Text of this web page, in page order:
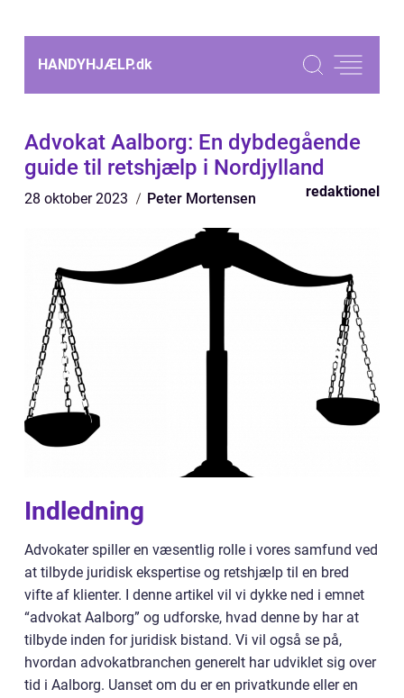
HANDYHJÆLP.dk
Advokat Aalborg: En dybdegående
guide til retshjælp i Nordjylland
28 oktober 2023 Peter Mortensen redaktionel
Indledning
Advokater spiller en væsentlig rolle i vores samfund ved
at tilbyde juridisk ekspertise og retshjælp til en bred
vifte af klienter. I denne artikel vil vi dykke ned i emnet
“advokat Aalborg” og udforske, hvad denne by har at
tilbyde inden for juridisk bistand. Vi vil også se på,
hvordan advokatbranchen generelt har udviklet sig over
tid i Aalborg. Uanset om du er en privatkunde eller en